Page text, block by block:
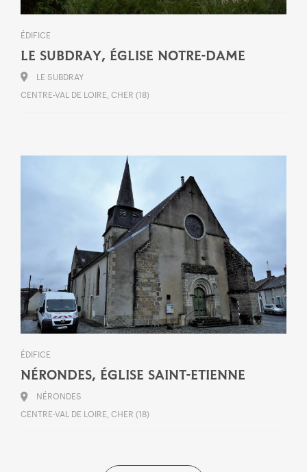
ÉDIFICE
LE SUBDRAY, ÉGLISE NOTRE-DAME
LE SUBDRAY
CENTRE-VAL DE LOIRE, CHER (18)
ÉDIFICE
NÉRONDES, ÉGLISE SAINT-ETIENNE
NÉRONDES
CENTRE-VAL DE LOIRE, CHER (18)